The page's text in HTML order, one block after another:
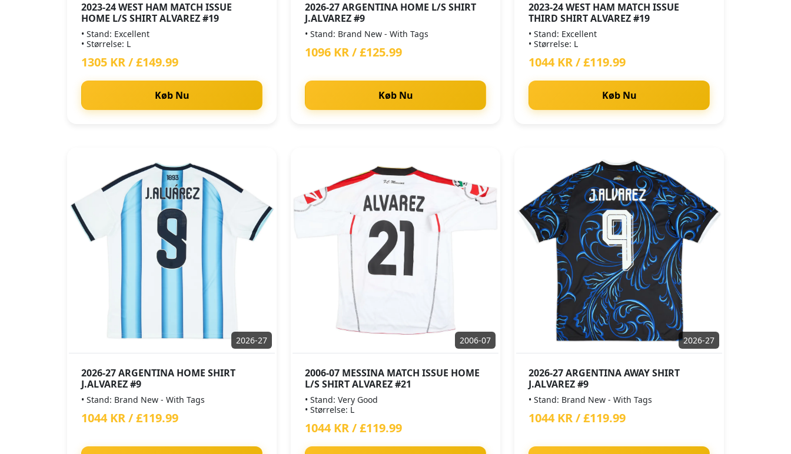
2023-24 WEST HAM MATCH ISSUE
HOME L/S SHIRT ALVAREZ #19
• Stand: Excellent
• Størrelse: L
1305 KR / £149.99
Køb Nu
2026-27 ARGENTINA HOME L/S SHIRT
J.ALVAREZ #9
• Stand: Brand New - With Tags
1096 KR / £125.99
Køb Nu
2023-24 WEST HAM MATCH ISSUE
THIRD SHIRT ALVAREZ #19
• Stand: Excellent
• Størrelse: L
1044 KR / £119.99
Køb Nu
2026-27
2026-27 ARGENTINA HOME SHIRT
J.ALVAREZ #9
• Stand: Brand New - With Tags
1044 KR / £119.99
2006-07
2006-07 MESSINA MATCH ISSUE HOME
L/S SHIRT ALVAREZ #21
• Stand: Very Good
• Størrelse: L
1044 KR / £119.99
2026-27
2026-27 ARGENTINA AWAY SHIRT
J.ALVAREZ #9
• Stand: Brand New - With Tags
1044 KR / £119.99